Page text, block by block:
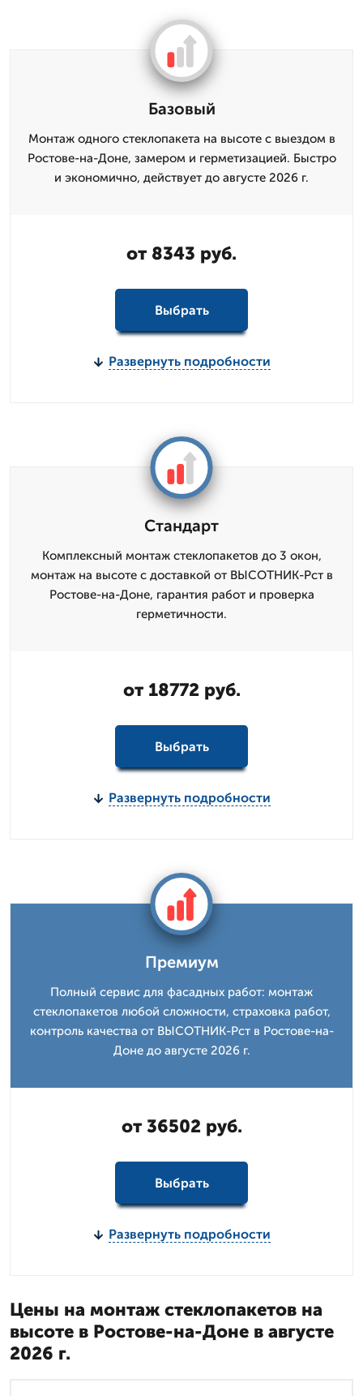
Базовый
Монтаж одного стеклопакета на высоте с выездом в
Ростове-на-Доне, замером и герметизацией. Быстро
и экономично, действует до августе 2026 г.
от 8343 руб.
Выбрать
Развернуть подробности
Стандарт
Комплексный монтаж стеклопакетов до 3 окон,
монтаж на высоте с доставкой от ВЫСОТНИК-Рст в
Ростове-на-Доне, гарантия работ и проверка
герметичности.
от 18772 руб.
Выбрать
Развернуть подробности
Премиум
Полный сервис для фасадных работ: монтаж
стеклопакетов любой сложности, страховка работ,
контроль качества от ВЫСОТНИК-Рст в Ростове-на-
Доне до августе 2026 г.
от 36502 руб.
Выбрать
Развернуть подробности
Цены на монтаж стеклопакетов на
высоте в Ростове-на-Доне в августе
2026 г.